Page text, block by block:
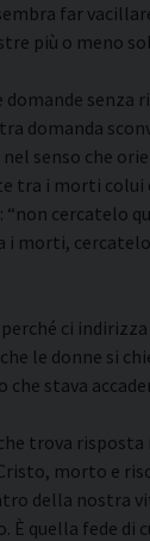
far
più o meno
senza
domanda
senso che
tra i morti colui
“non cercatelo
i morti,
ci
le donne si
stava
trova risposta
morto e
della nostra
È quella fede di